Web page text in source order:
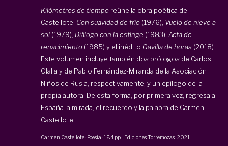
Kilómetros de tiempo reúne la obra poética de
Castellote: Con suavidad de frío (1976), Vuelo de nieve a
sol (1979), Diálogo con la esfinge (1983), Acta de
renacimiento (1985) y el inédito Gavilla de horas (2018).
Este volumen incluye también dos prólogos de Carlos
Olalla y de Pablo Fernández-Miranda de la Asociación
Niños de Rusia, respectivamente, y un epílogo de la
propia autora. De esta forma, por primera vez, regresa a
España la mirada, el recuerdo y la palabra de Carmen
Castellote.
Carmen Castellote· Poesía ·184 pp · Ediciones Torremozas·2021